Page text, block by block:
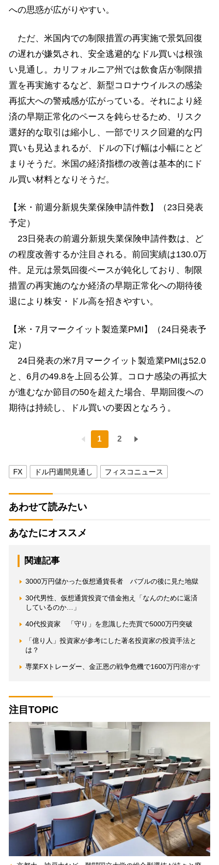
への思惑が広がりやすい。
ただ、米国内での制限措置の再実施で景気回復
の遅れが嫌気され、安全逃避的なドル買いは根強
い見通し。カリフォルニア州では飲食店が制限措
置を再実施するなど、新型コロナウイルスの感染
再拡大への警戒感が広がっている。それにより経
済の早期正常化のペースを鈍らせるため、リスク
選好的な取引は縮小し、一部でリスク回避的な円
買いも見込まれるが、ドルの下げ幅は小幅にとど
まりそうだ。米国の経済指標の改善は基本的にド
ル買い材料となりそうだ。
【米・前週分新規失業保険申請件数】（23日発表
予定）
23日発表の前週分新規失業保険申請件数は、ど
の程度改善するか注目される。前回実績は130.0万
件。足元は景気回復ペースが鈍化しており、制限
措置の再実施のなか経済の早期正常化への期待後
退により株安・ドル高を招きやすい。
【米・7月マークイット製造業PMI】（24日発表予
定）
24日発表の米7月マークイット製造業PMIは52.0
と、6月の49.8を上回る公算。コロナ感染の再拡大
が進むなか節目の50を超えた場合、早期回復への
期待は持続し、ドル買いの要因となろう。
1 2
FX ドル円週間見通し フィスコニュース
あわせて読みたい
あなたにオススメ
関連記事
3000万円儲かった仮想通貨長者 バブルの後に見た地獄
30代男性、仮想通貨投資で借金抱え「なんのために返済
しているのか…」
40代投資家 「守り」を意識した売買で5000万円突破
「億り人」投資家が参考にした著名投資家の投資手法と
は？
専業FXトレーダー、金正恩の戦争危機で1600万円溶かす
注目TOPIC